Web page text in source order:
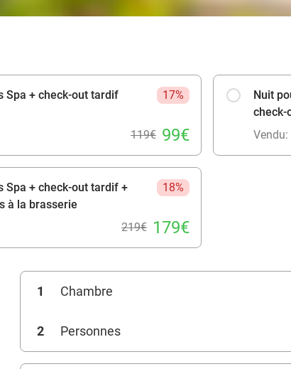
Spa + check-out tardif 17%
119€ 99€
Nuit
check-
Spa + check-out tardif +
à la brasserie
18%
219€ 179€
1 Chambre
2 Personnes